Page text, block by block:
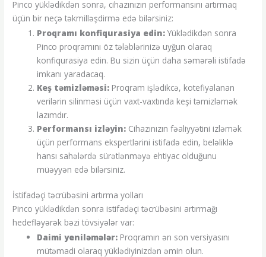
Pinco yüklədikdən sonra, cihazınızın performansını artırmaq
üçün bir neçə təkmilləşdirmə edə bilərsiniz:
Proqramı konfiqurasiya edin: Yüklədikdən sonra
Pinco proqramını öz tələblərinizə uyğun olaraq
konfiqurasiya edin. Bu sizin üçün daha səmərəli istifadə
imkanı yaradacaq.
Keş təmizləməsi: Proqram işlədikcə, kotefiyalanan
verilərin silinməsi üçün vaxt-vaxtında keşi təmizləmək
lazımdır.
Performansı izləyin: Cihazınızın fəaliyyətini izləmək
üçün performans ekspertlərini istifadə edin, beləliklə
hansı sahələrdə sürətlənməyə ehtiyac olduğunu
müəyyən edə bilərsiniz.
İstifadəçi təcrübəsini artırma yolları
Pinco yüklədikdən sonra istifadəçi təcrübəsini artırmağı
hedefləyərək bəzi tövsiyələr var:
Daimi yeniləmələr: Proqramın ən son versiyasını
mütəmadi olaraq yüklədiyinizdən əmin olun.